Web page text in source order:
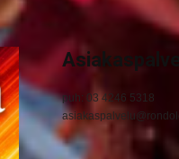
puh: 03 4246 5318